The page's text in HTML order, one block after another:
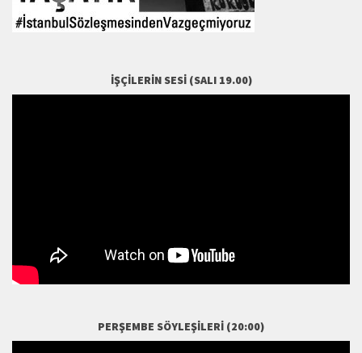
İŞÇILERIN SESI (SALI 19.00)
PERŞEMBE SÖYLEŞILERI (20:00)